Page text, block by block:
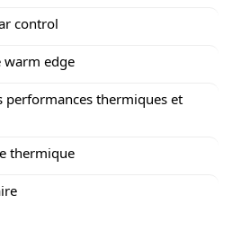
control
warm edge
performances thermiques et
thermique